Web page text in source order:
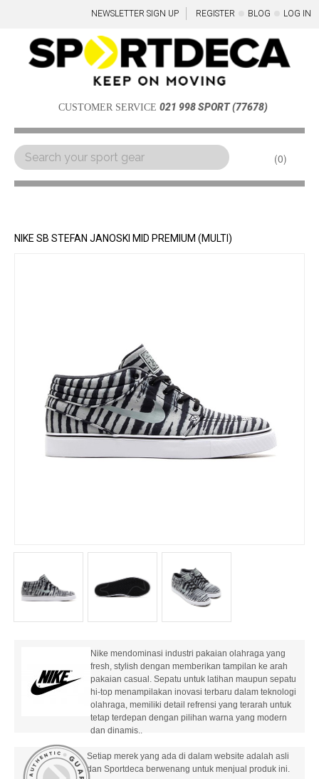
NEWSLETTER SIGN UP REGISTER BLOG LOG IN
CUSTOMER SERVICE 021 998 SPORT (77678)
0
Menu
NIKE SB STEFAN JANOSKI MID PREMIUM (MULTI)
Nike mendominasi industri pakaian olahraga yang
fresh, stylish dengan memberikan tampilan ke arah
pakaian casual. Sepatu untuk latihan maupun sepatu
hi-top menampilakan inovasi terbaru dalam teknologi
olahraga, memiliki detail refrensi yang terarah untuk
tetap terdepan dengan pilihan warna yang modern
dan dinamis..
Setiap merek yang ada di dalam website adalah asli
dan Sportdeca berwenang untuk menjual produk ini.